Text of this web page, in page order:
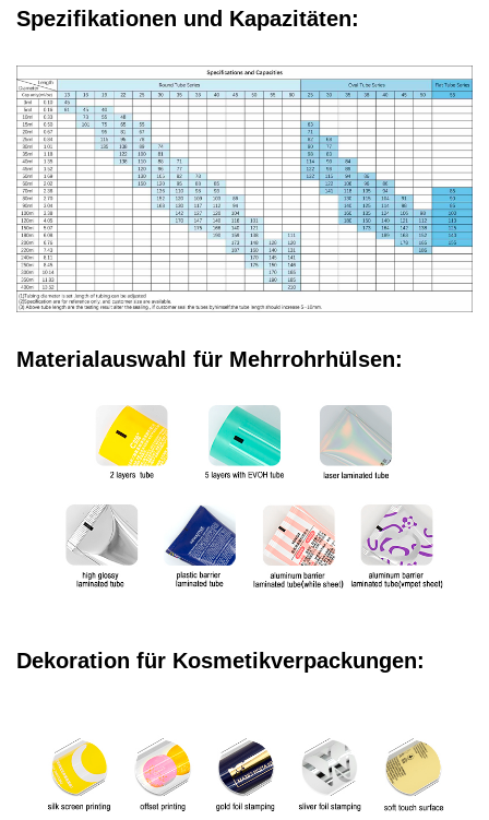
Spezifikationen und Kapazitäten:
Materialauswahl für Mehrrohrhülsen:
Dekoration für Kosmetikverpackungen: